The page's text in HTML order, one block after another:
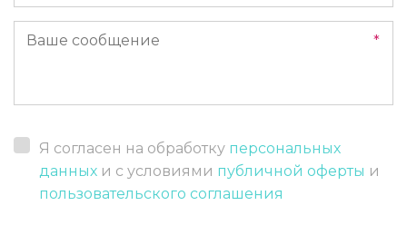
*
Я согласен на обработку персональных
данных и с условиями публичной оферты и
пользовательского соглашения